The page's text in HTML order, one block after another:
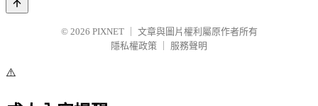
© 2026 PIXNET
文章與圖片權利屬原作者所有
隱私權政策
服務聲明
⚠️